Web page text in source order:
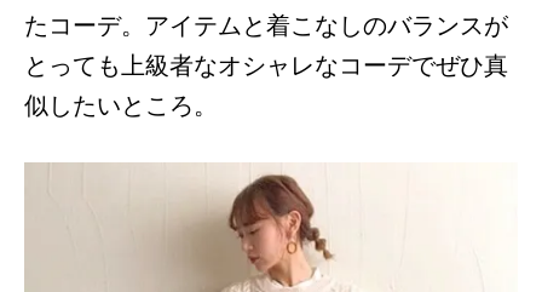
たコーデ。アイテムと着こなしのバランスが
とっても上級者なオシャレなコーデでぜひ真
似したいところ。